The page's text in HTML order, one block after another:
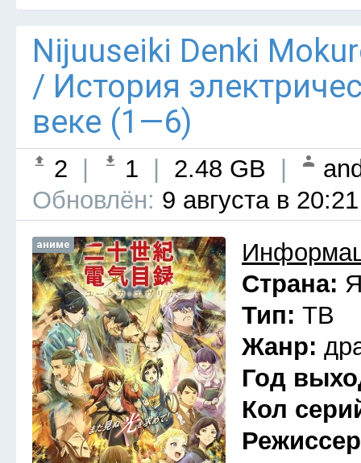
Nijuuseiki Denki
/ История
веке (1—6)
2 1 2.48 GB
Обновлён: 9 августа в 20:21
аниме
Страна:
Тип: ТВ
Жанр:
Год
Кол